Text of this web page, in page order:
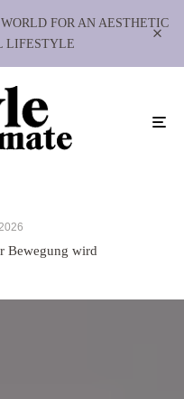
FOR AN AESTHETIC
LIFESTYLE
Bewegung wird